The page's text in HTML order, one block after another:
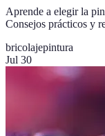
Aprende a elegir la
Consejos prácticos y
bricolajepintura
Jul 30